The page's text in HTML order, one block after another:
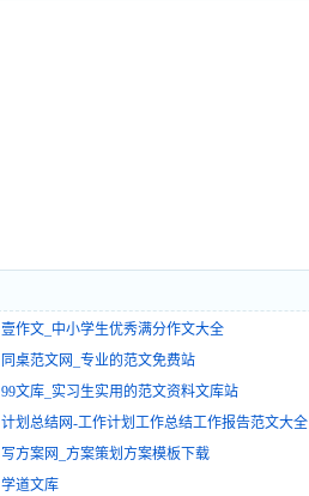
壹作文_中小学生优秀满分作文大全
同桌范文网_专业的范文免费站
99文库_实习生实用的范文资料文库站
计划总结网-工作计划工作总结工作报告范文大全
写方案网_方案策划方案模板下载
学道文库